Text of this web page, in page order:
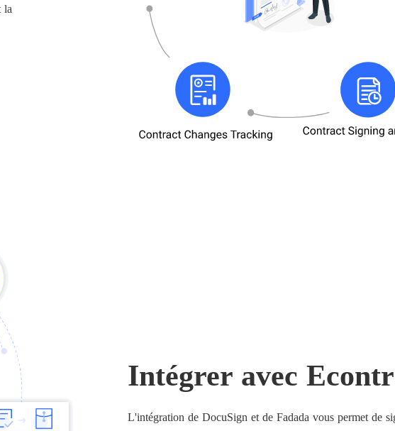
la
Intégrer avec
L'intégration de DocuSign et de Fadada vous permet de